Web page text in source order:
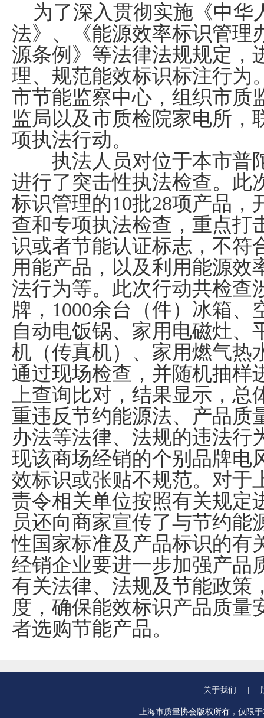
为了深入贯彻实施《中华
法》、《能源效率标识管理
源条例》等法律法规规定，
理、规范能效标识标注行为
市节能监察中心，组织市质
监局以及市质检院家电所，
项执法行动。
执法人员对位于本市普
进行了突击性执法检查。此
标识管理的10批28项产品，
查和专项执法检查，重点打
识或者节能认证标志，不符
用能产品，以及利用能源效
法行为等。此次行动共检查
牌， 1000余台（件）冰箱、
自动电饭锅、家用电磁灶、
机（传真机）、家用燃气热
通过现场检查，并随机抽样
上查询比对，结果显示，
重违反节约能源法、产品质
办法等法律、法规的违法行
现该商场经销的个别品牌电
效标识或张贴不规范。对于
责令相关单位按照有关规定
员还向商家宣传了与节约能
性国家标准及产品标识的有
经销企业要进一步加强产品
有关法律、法规及节能政策
度，确保能效标识产品质量
者选购节能产品。
关于我们
上海市质量协会版权所有，仅限